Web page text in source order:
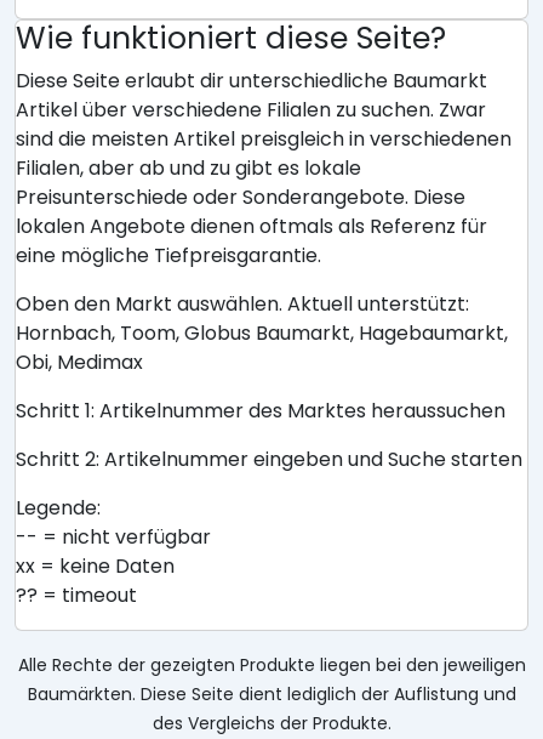
Wie funktioniert diese Seite?
Diese Seite erlaubt dir unterschiedliche Baumarkt
Artikel über verschiedene Filialen zu suchen. Zwar
sind die meisten Artikel preisgleich in verschiedenen
Filialen, aber ab und zu gibt es lokale
Preisunterschiede oder Sonderangebote. Diese
lokalen Angebote dienen oftmals als Referenz für
eine mögliche Tiefpreisgarantie.
Oben den Markt auswählen. Aktuell unterstützt:
Hornbach, Toom, Globus Baumarkt, Hagebaumarkt,
Obi, Medimax
Schritt 1: Artikelnummer des Marktes heraussuchen
Schritt 2: Artikelnummer eingeben und Suche starten
Legende:
-- = nicht verfügbar
xx = keine Daten
?? = timeout
Alle Rechte der gezeigten Produkte liegen bei den jeweiligen
Baumärkten. Diese Seite dient lediglich der Auflistung und
des Vergleichs der Produkte.